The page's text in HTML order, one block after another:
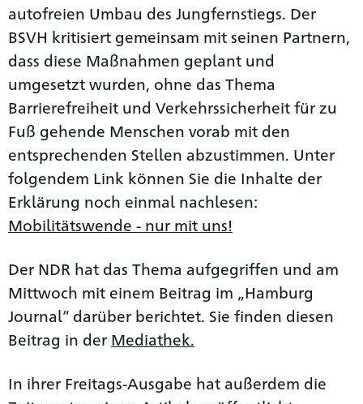
autofreien Umbau des Jungfernstiegs. Der
BSVH kritisiert gemeinsam mit seinen Partnern,
dass diese Maßnahmen geplant und
umgesetzt wurden, ohne das Thema
Barrierefreiheit und Verkehrssicherheit für zu
Fuß gehende Menschen vorab mit den
entsprechenden Stellen abzustimmen. Unter
folgendem Link können Sie die Inhalte der
Erklärung noch einmal nachlesen:
Mobilitätswende - nur mit uns!
Der NDR hat das Thema aufgegriffen und am
Mittwoch mit einem Beitrag im „Hamburg
Journal“ darüber berichtet. Sie finden diesen
Beitrag in der Mediathek.
In ihrer Freitags-Ausgabe hat außerdem die